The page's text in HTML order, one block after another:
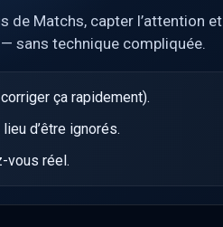
de Matchs, capter l’attention et
sans technique compliquée.
ça rapidement).
d’être ignorés.
vous réel.